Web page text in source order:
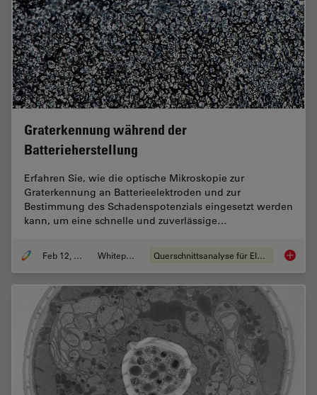
Graterkennung während der
Batterieherstellung
Erfahren Sie, wie die optische Mikroskopie zur
Graterkennung an Batterieelektroden und zur
Bestimmung des Schadenspotenzials eingesetzt werden
kann, um eine schnelle und zuverlässige…
Feb 12, 2026 Whitepaper Querschnittsanalyse für Elektronik